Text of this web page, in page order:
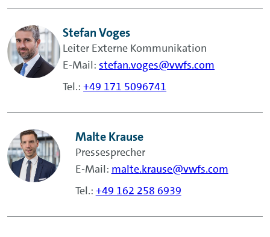
Stefan Voges
Leiter Externe Kommunikation
E-Mail: stefan.voges@vwfs.com
Tel.:+49 171 5096741
Malte Krause
Pressesprecher
E-Mail: malte.krause@vwfs.com
Tel.: +49 162 258 6939